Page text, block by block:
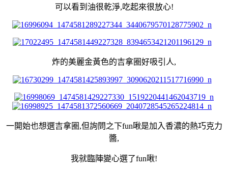
可以看到油很乾淨,吃起來很放心!
炸的美麗金黃色的吉拿圈好吸引人,
一開始也想選吉拿圈,但詢問之下fun啾是加入香濃的熱巧克力
醬,
我就臨陣變心選了fun啾!